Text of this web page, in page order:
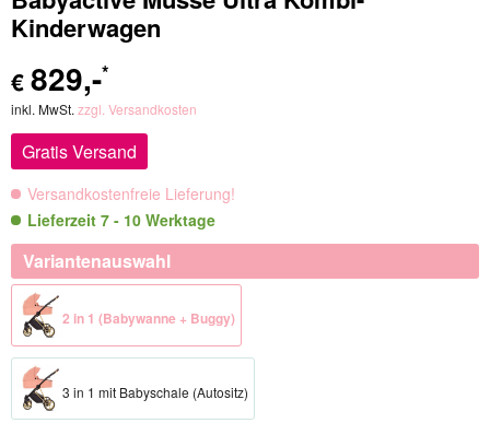
Kinderwagen
€ 829,-*
inkl. MwSt. zzgl. Versandkosten
Gratis Versand
Versandkostenfreie Lieferung!
Lieferzeit 7 - 10 Werktage
Variantenauswahl
2 in 1 (Babywanne + Buggy)
3 in 1 mit Babyschale (Autositz)